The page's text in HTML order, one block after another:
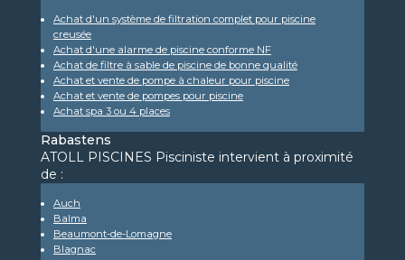
Achat d'un système de filtration complet pour piscine
creusée
Achat d'une alarme de piscine conforme NF
Achat de filtre à sable de piscine de bonne qualité
Achat et vente de pompe à chaleur pour piscine
Achat et vente de pompes pour piscine
Achat spa 3 ou 4 places
Rabastens
ATOLL PISCINES Pisciniste intervient à proximité
de :
Auch
Balma
Beaumont-de-Lomagne
Blagnac